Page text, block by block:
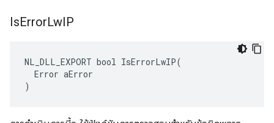
IsErrorLwIP
NL_DLL_EXPORT bool IsErrorLwIP(
  Error aError
)